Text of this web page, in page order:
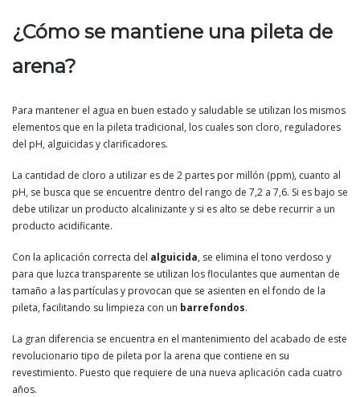
¿Cómo se mantiene una pileta de
arena?
Para mantener el agua en buen estado y saludable se utilizan los mismos
elementos que en la pileta tradicional, los cuales son cloro, reguladores
del pH, alguicidas y clarificadores.
La cantidad de cloro a utilizar es de 2 partes por millón (ppm), cuanto al
pH, se busca que se encuentre dentro del rango de 7,2 a 7,6. Si es bajo se
debe utilizar un producto alcalinizante y si es alto se debe recurrir a un
producto acidificante.
Con la aplicación correcta del alguicida, se elimina el tono verdoso y
para que luzca transparente se utilizan los floculantes que aumentan de
tamaño a las partículas y provocan que se asienten en el fondo de la
pileta, facilitando su limpieza con un barrefondos.
La gran diferencia se encuentra en el mantenimiento del acabado de este
revolucionario tipo de pileta por la arena que contiene en su
revestimiento. Puesto que requiere de una nueva aplicación cada cuatro
años.